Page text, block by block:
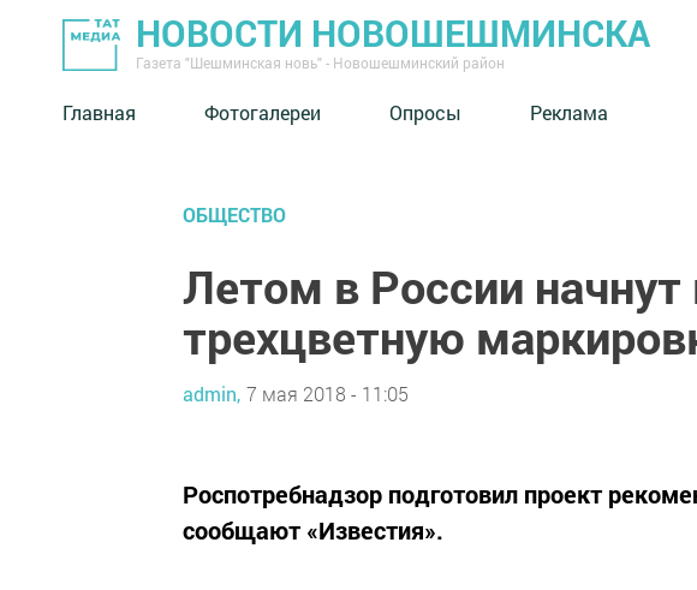
НОВОСТИ НОВОШЕШМИНСКА
Газета "Шешминская новь" - Новошешминский район
Главная Фотогалереи Опросы Реклама
ОБЩЕСТВО
Летом в России начнут
трехцветную
admin, 7 мая 2018 - 11:05
Роспотребнадзор подготовил проект
сообщают «Известия».